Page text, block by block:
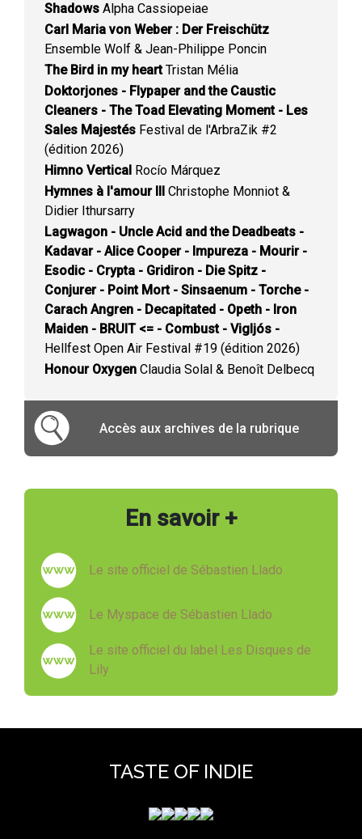
Shadows Alpha Cassiopeiae
Carl Maria von Weber : Der Freischütz
Ensemble Wolf & Jean-Philippe Poncin
The Bird in my heartTristan Mélia
Doktorjones - Flypaper and the Caustic
Cleaners - The Toad Elevating Moment - Les
Sales Majestés Festival de l'ArbraZik #2
(édition 2026)
Himno Vertical Rocío Márquez
Hymnes à l'amour III Christophe Monniot &
Didier Ithursarry
Lagwagon - Uncle Acid and the Deadbeats -
Kadavar - Alice Cooper - Impureza - Mourir -
Esodic - Crypta - Gridiron - Die Spitz -
Conjurer - Point Mort - Sinsaenum - Torche -
Carach Angren - Decapitated - Opeth - Iron
Maiden - BRUIT <= - Combust - Vigljós -
Hellfest Open Air Festival #19 (édition 2026)
Honour Oxygen Claudia Solal & Benoît Delbecq
Accès aux archives de la rubrique
En savoir +
Le site officiel de Sébastien Llado
Le Myspace de Sébastien Llado
Le site officiel du label Les Disques de
Lily
TASTE OF INDIE